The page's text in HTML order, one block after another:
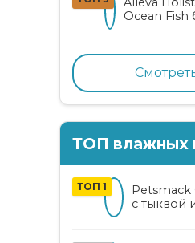
Ocean Fish
рыбой,
вера
ТОП влажных
ТОП 1
с тыквой